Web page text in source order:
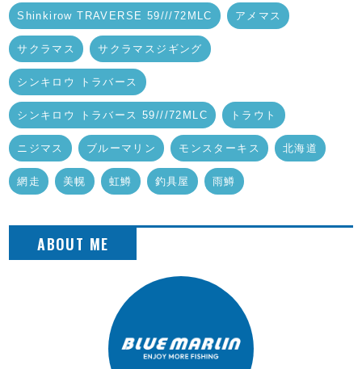
Shinkirow TRAVERSE 59///72MLC アメマス
サクラマス サクラマスジギング
シンキロウ トラバース
シンキロウ トラバース 59///72MLC トラウト
ニジマス ブルーマリン モンスターキス 北海道
網走 美幌 虹鱒 釣具屋 雨鱒